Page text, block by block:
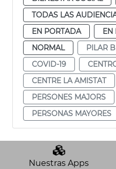
TODAS LAS
EN PORTADA
EN
NORMAL
PILAR
COVID-19
CENTRE LA AMISTAT
PERSONES MAJORS
PERSONAS MAYORES
Nuestras Apps